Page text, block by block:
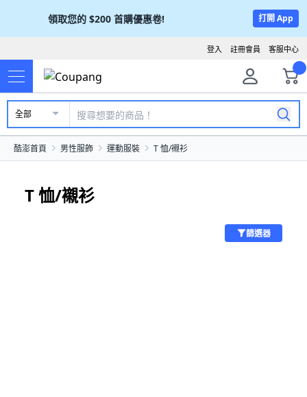
領取您的 $200 首購優惠卷! 打開 App
客服中心
註冊會員
登入
全部
酷澎首頁 男性服飾 運動服裝 T 恤/襯衫
T 恤/襯衫
篩選器